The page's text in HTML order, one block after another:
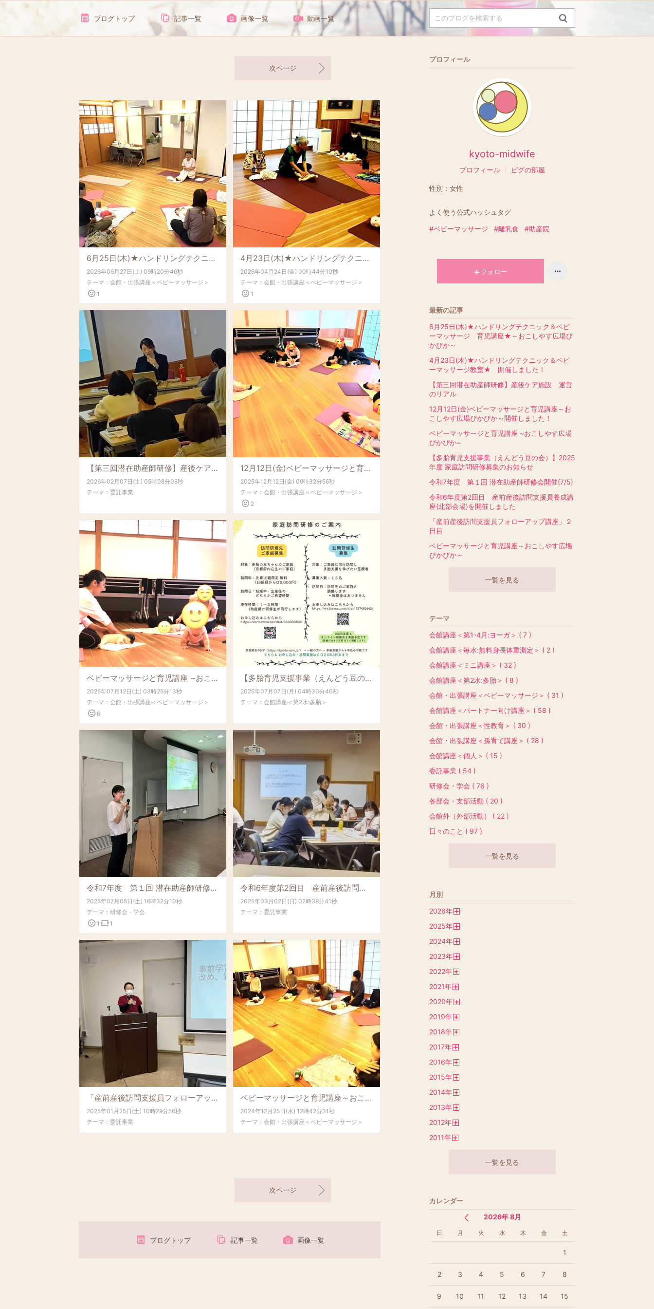
ブログトップ 記事一覧 画像一覧 動画一覧
次ページ
6月25日(木)★ハンドリングテクニック＆ベビーマッサージ 育児講座★～おこしやす広場ぴかぴか～
2026年06月27日(土) 09時20分46秒
テーマ： 会館・出張講座＜ベビーマッサージ＞
1
4月23日(木)★ハンドリングテクニック＆ベビーマッサージ教室★ 開催しました！
2026年04月24日(金) 00時44分10秒
テーマ： 会館・出張講座＜ベビーマッサージ＞
1
【第三回潜在助産師研修】産後ケア施設 運営のリアル
2026年02月07日(土) 05時08分08秒
テーマ： 委託事業
12月12日(金)ベビーマッサージと育児講座～おこしやす広場ぴかぴか～開催しました！
2025年12月12日(金) 09時32分56秒
テーマ： 会館・出張講座＜ベビーマッサージ＞
2
ベビーマッサージと育児講座 ~おこしやす広場ぴかぴか~
2025年07月12日(土) 03時25分13秒
テーマ： 会館・出張講座＜ベビーマッサージ＞
6
【多胎育児支援事業（えんどう豆の会）】2025年度 家庭訪問研修募集のお知らせ
2025年07月07日(月) 04時30分40秒
テーマ： 会館講座＜第2水:多胎＞
令和7年度 第１回 潜在助産師研修会開催(7/5)
2025年07月05日(土) 16時32分10秒
テーマ： 研修会・学会
1
1
令和6年度第2回目 産前産後訪問支援員養成講座(北部会場)を開催しました
2025年03月02日(日) 02時38分41秒
テーマ： 委託事業
「産前産後訪問支援員フォローアップ講座」２日目
2025年01月25日(土) 10時29分56秒
テーマ： 委託事業
ベビーマッサージと育児講座～おこしやす広場ぴかぴか～
2024年12月25日(水) 12時42分31秒
テーマ： 会館・出張講座＜ベビーマッサージ＞
次ページ
ブログトップ 記事一覧 画像一覧
プロフィール
kyoto-midwife
プロフィール ピグの部屋
性別： 女性
よく使う公式ハッシュタグ
#ベビーマッサージ #離乳食 #助産院
フォロー
最新の記事
6月25日(木)★ハンドリングテクニック＆ベビ
ーマッサージ 育児講座★～おこしやす広場ぴ
かぴか～
4月23日(木)★ハンドリングテクニック＆ベビ
ーマッサージ教室★ 開催しました！
【第三回潜在助産師研修】産後ケア施設 運営
のリアル
12月12日(金)ベビーマッサージと育児講座～お
こしやす広場ぴかぴか～開催しました！
ベビーマッサージと育児講座 ~おこしやす広場
ぴかぴか~
【多胎育児支援事業（えんどう豆の会）】2025
年度 家庭訪問研修募集のお知らせ
令和7年度 第１回 潜在助産師研修会開催(7/5)
令和6年度第2回目 産前産後訪問支援員養成講
座(北部会場)を開催しました
「産前産後訪問支援員フォローアップ講座」２
日目
ベビーマッサージと育児講座～おこしやす広場
ぴかぴか～
一覧を見る
テーマ
会館講座＜第1-4月:ヨーガ＞ ( 7 )
会館講座＜毎水:無料身長体重測定＞ ( 2 )
会館講座＜ミニ講座＞ ( 32 )
会館講座＜第2水:多胎＞ ( 8 )
会館・出張講座＜ベビーマッサージ＞ ( 31 )
会館講座＜パートナー向け講座＞ ( 58 )
会館・出張講座＜性教育＞ ( 30 )
会館・出張講座＜孫育て講座＞ ( 28 )
会館講座＜個人＞ ( 15 )
委託事業 ( 54 )
研修会・学会 ( 76 )
各部会・支部活動 ( 20 )
会館外（外部活動） ( 22 )
日々のこと ( 97 )
一覧を見る
月別
2026年
2025年
2024年
2023年
2022年
2021年
2020年
2019年
2018年
2017年
2016年
2015年
2014年
2013年
2012年
2011年
一覧を見る
カレンダー
2026年 8月
日 月 火 水 木 金 土
1
2 3 4 5 6 7 8
9 10 11 12 13 14 15